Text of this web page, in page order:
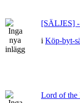
[SÄLJES]
i Köp-byt-
Lord of the